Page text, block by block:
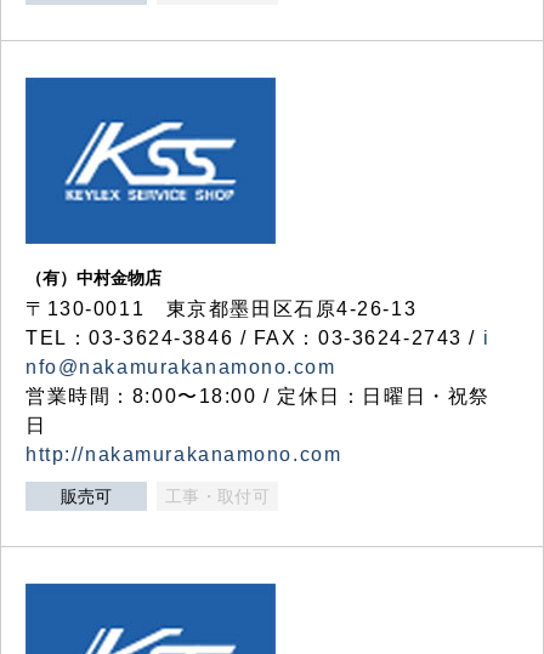
（有）中村金物店
〒130-0011 東京都墨田区石原4-26-13
TEL：03-3624-3846 / FAX：03-3624-2743 / i
nfo@nakamurakanamono.com
営業時間：8:00〜18:00 / 定休日：日曜日・祝祭
日
http://nakamurakanamono.com
販売可 工事・取付可